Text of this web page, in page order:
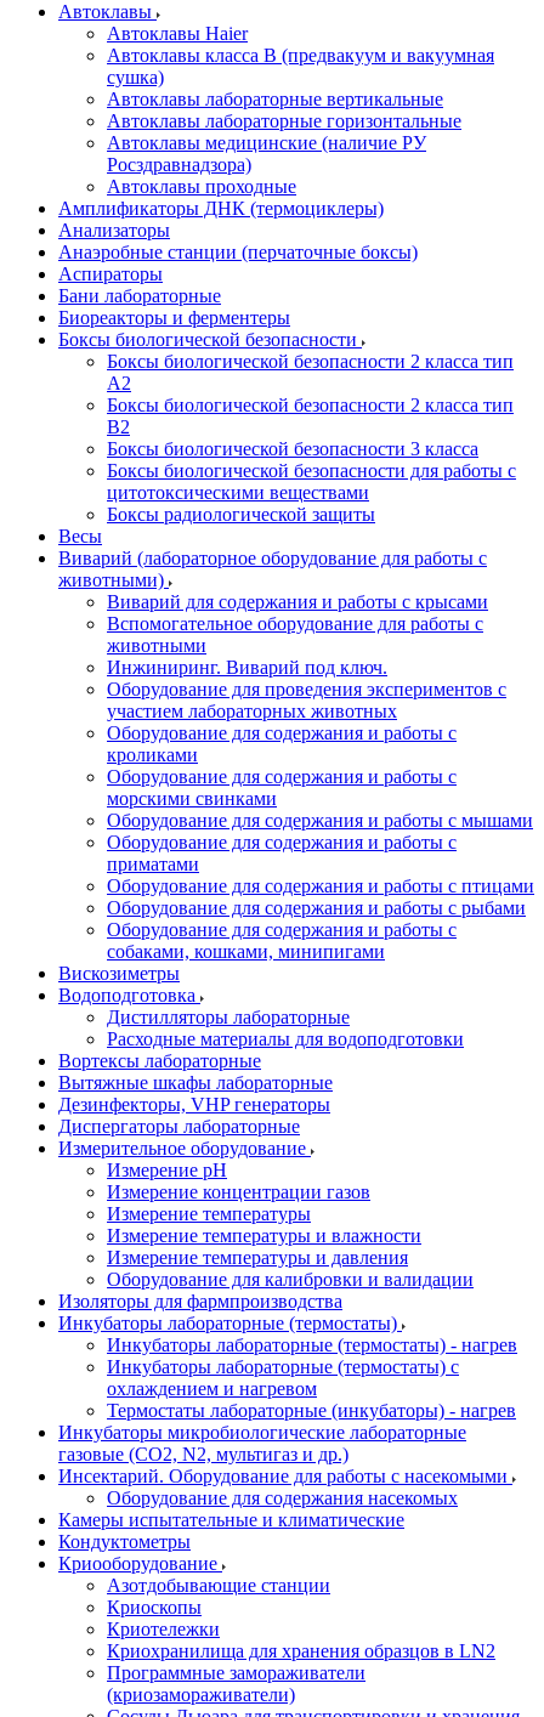
Автоклавы
Автоклавы Haier
Автоклавы класса B (предвакуум и вакуумная
сушка)
Автоклавы лабораторные вертикальные
Автоклавы лабораторные горизонтальные
Автоклавы медицинские (наличие РУ
Росздравнадзора)
Автоклавы проходные
Амплификаторы ДНК (термоциклеры)
Анализаторы
Анаэробные станции (перчаточные боксы)
Аспираторы
Бани лабораторные
Биореакторы и ферментеры
Боксы биологической безопасности
Боксы биологической безопасности 2 класса тип
A2
Боксы биологической безопасности 2 класса тип
B2
Боксы биологической безопасности 3 класса
Боксы биологической безопасности для работы с
цитотоксическими веществами
Боксы радиологической защиты
Весы
Виварий (лабораторное оборудование для работы с
животными)
Виварий для содержания и работы с крысами
Вспомогательное оборудование для работы с
животными
Инжиниринг. Виварий под ключ.
Оборудование для проведения экспериментов с
участием лабораторных животных
Оборудование для содержания и работы с
кроликами
Оборудование для содержания и работы с
морскими свинками
Оборудование для содержания и работы с мышами
Оборудование для содержания и работы с
приматами
Оборудование для содержания и работы с птицами
Оборудование для содержания и работы с рыбами
Оборудование для содержания и работы с
собаками, кошками, минипигами
Вискозиметры
Водоподготовка
Дистилляторы лабораторные
Расходные материалы для водоподготовки
Вортексы лабораторные
Вытяжные шкафы лабораторные
Дезинфекторы, VHP генераторы
Диспергаторы лабораторные
Измерительное оборудование
Измерение pH
Измерение концентрации газов
Измерение температуры
Измерение температуры и влажности
Измерение температуры и давления
Оборудование для калибровки и валидации
Изоляторы для фармпроизводства
Инкубаторы лабораторные (термостаты)
Инкубаторы лабораторные (термостаты) - нагрев
Инкубаторы лабораторные (термостаты) с
охлаждением и нагревом
Термостаты лабораторные (инкубаторы) - нагрев
Инкубаторы микробиологические лабораторные
газовые (CO2, N2, мультигаз и др.)
Инсектарий. Оборудование для работы с насекомыми
Оборудование для содержания насекомых
Камеры испытательные и климатические
Кондуктометры
Криооборудование
Азотдобывающие станции
Криоскопы
Криотележки
Криохранилища для хранения образцов в LN2
Программные замораживатели
(криозамораживатели)